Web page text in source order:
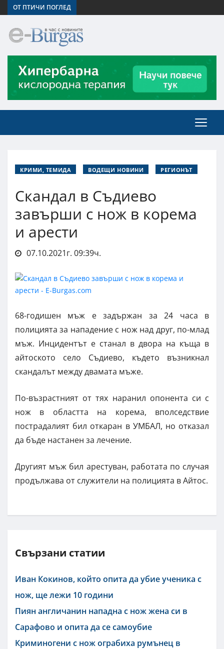
ОТ ПТИЧИ ПОГЛЕД
КРИМИ, ТЕМИДА ВОДЕЩИ НОВИНИ РЕГИОНЪТ
Скандал в Съдиево
завърши с нож в корема
и арести
07.10.2021г. 09:39ч.
68-годишен мъж е задържан за 24 часа в
полицията за нападение с нож над друг, по-млад
мъж. Инцидентът е станал в двора на къща в
айтоското село Съдиево, където възникнал
скандалът между двамата мъже.
По-възрастният от тях наранил опонента си с
нож в областта на корема, вполседствие
пострадалият бил откаран в УМБАЛ, но отказал
да бъде настанен за лечение.
Другият мъж бил арестуван, работата по случая
продължава от служители на полицията в Айтос.
Свързани статии
Иван Кокинов, който опита да убие ученика с
нож, ще лежи 10 години
Пиян англичанин нападна с нож жена си в
Сарафово и опита да се самоубие
Криминогени с нож ограбиха румънец в